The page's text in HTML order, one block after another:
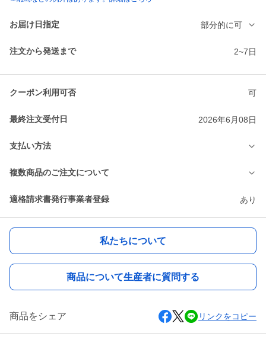
お届け日指定 部分的に可
注文から発送まで 2~7日
クーポン利用可否 可
最終注文受付日 2026年6月08日
支払い方法
複数商品のご注文について
適格請求書発行事業者登録 あり
私たちについて
商品について生産者に質問する
商品をシェア リンクをコピー